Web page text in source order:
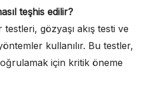
teşhis edilir?
gözyaşı akış testi ve
kullanılır. Bu testler,
için kritik öneme